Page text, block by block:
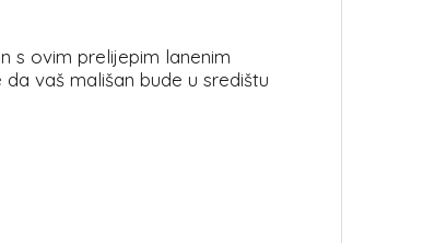
s ovim prelijepim lanenim
vaš mališan bude u središtu